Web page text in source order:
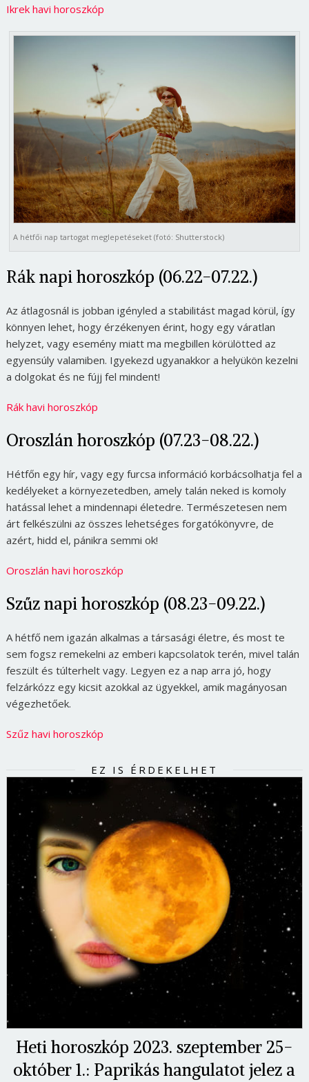
Ikrek havi horoszkóp
A hétfői nap tartogat meglepetéseket (fotó: Shutterstock)
Rák napi horoszkóp (06.22-07.22.)
Az átlagosnál is jobban igényled a stabilitást magad körül, így
könnyen lehet, hogy érzékenyen érint, hogy egy váratlan
helyzet, vagy esemény miatt ma megbillen körülötted az
egyensúly valamiben. Igyekezd ugyanakkor a helyükön kezelni
a dolgokat és ne fújj fel mindent!
Rák havi horoszkóp
Oroszlán horoszkóp (07.23-08.22.)
Hétfőn egy hír, vagy egy furcsa információ korbácsolhatja fel a
kedélyeket a környezetedben, amely talán neked is komoly
hatással lehet a mindennapi életedre. Természetesen nem
árt felkészülni az összes lehetséges forgatókönyvre, de
azért, hidd el, pánikra semmi ok!
Oroszlán havi horoszkóp
Szűz napi horoszkóp (08.23-09.22.)
A hétfő nem igazán alkalmas a társasági életre, és most te
sem fogsz remekelni az emberi kapcsolatok terén, mivel talán
feszült és túlterhelt vagy. Legyen ez a nap arra jó, hogy
felzárkózz egy kicsit azokkal az ügyekkel, amik magányosan
végezhetőek.
Szűz havi horoszkóp
EZ IS ÉRDEKELHET
Heti horoszkóp 2023. szeptember 25-
október 1.: Paprikás hangulatot jelez a